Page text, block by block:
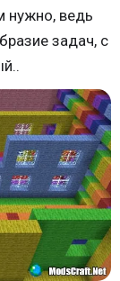
нужно, ведь
задач, с